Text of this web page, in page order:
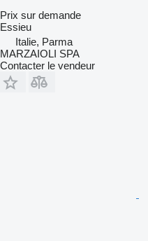
Prix sur demande
Essieu
Italie, Parma
MARZAIOLI SPA
Contacter le vendeur